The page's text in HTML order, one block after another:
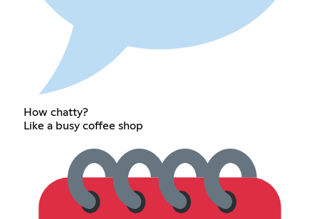
How chatty?
Like a busy coffee shop